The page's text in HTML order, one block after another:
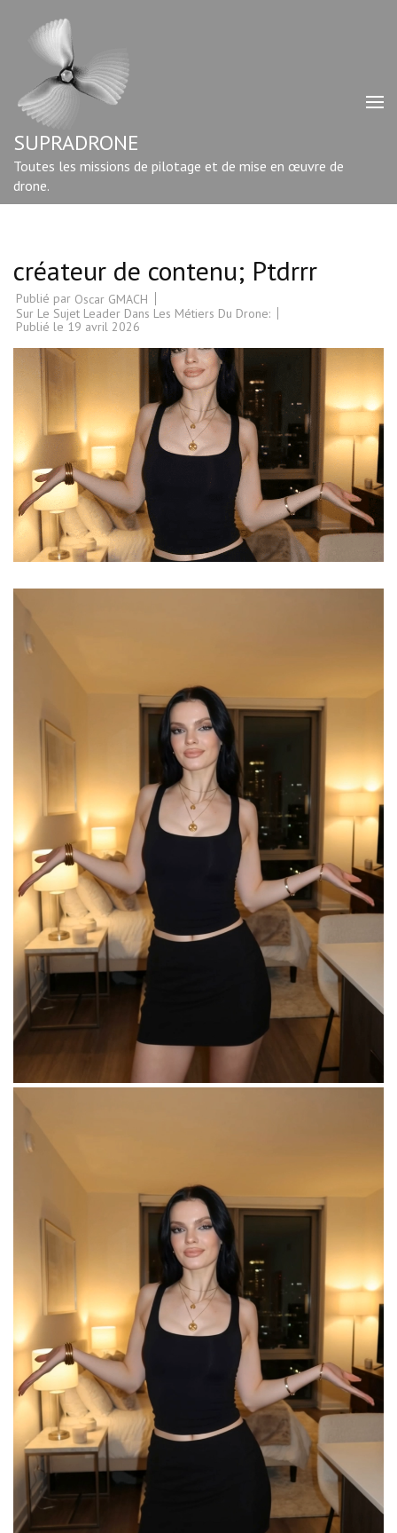
contenu
Entrée)
SUPRADRONE
Toutes les missions de pilotage et de mise en œuvre de
drone.
créateur de contenu; Ptdrrr
Publié par Oscar GMACH
Sur Le Sujet Leader Dans Les Métiers Du Drone:
Publié le 19 avril 2026